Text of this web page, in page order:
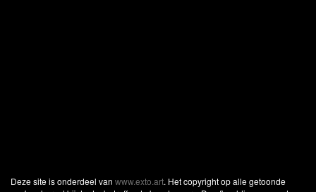
Deze site is onderdeel van www.exto.art. Het copyright op alle getoonde